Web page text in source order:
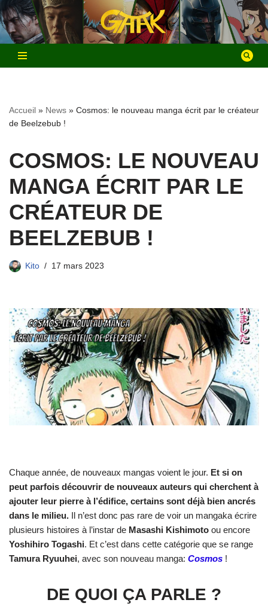
Aller
au
contenu
Accueil » News » Cosmos: le nouveau manga écrit par le créateur
de Beelzebub !
COSMOS: LE NOUVEAU
MANGA ÉCRIT PAR LE
CRÉATEUR DE
BEELZEBUB !
Kito 17 mars 2023
Chaque année, de nouveaux mangas voient le jour. Et si on
peut parfois découvrir de nouveaux auteurs qui cherchent à
ajouter leur pierre à l’édifice, certains sont déjà bien ancrés
dans le milieu. Il n’est donc pas rare de voir un mangaka écrire
plusieurs histoires à l’instar de Masashi Kishimoto ou encore
Yoshihiro Togashi. Et c’est dans cette catégorie que se range
Tamura Ryuuhei, avec son nouveau manga: Cosmos !
DE QUOI ÇA PARLE ?